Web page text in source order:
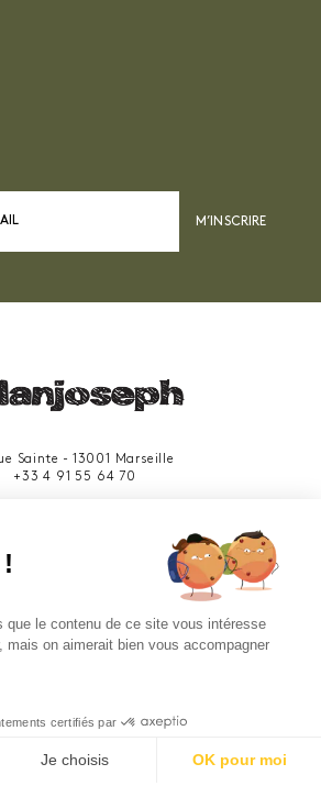
M’INSCRIRE
Sainte - 13001 Marseille
+33 4 91 55 64 70
Provence-Alpes-Côte d'Azur.
que le contenu de ce site vous intéresse
mais on aimerait bien vous accompagner
certifiés par
Je choisis OK pour moi